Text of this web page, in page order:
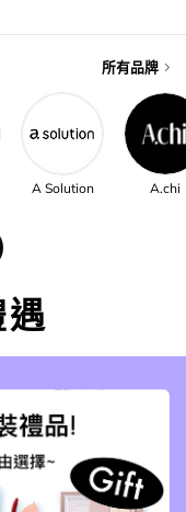
所有品牌
A Solution A.chi